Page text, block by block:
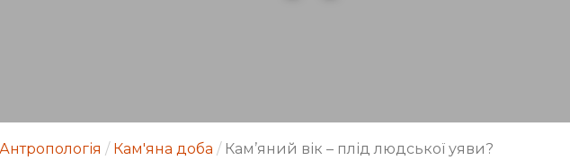
Антропологія / Кам'яна доба / Кам’яний вік – плід людської уяви?